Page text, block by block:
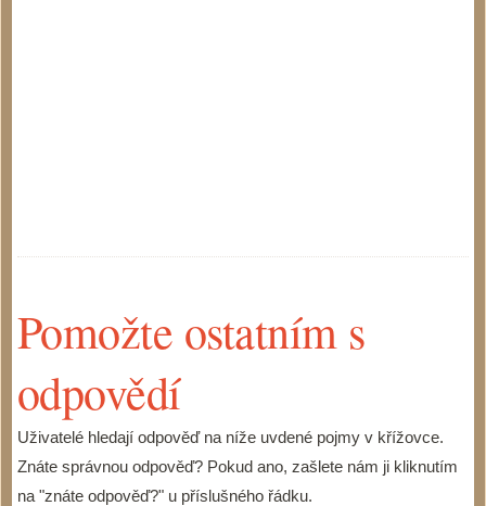
Pomožte ostatním s
odpovědí
Uživatelé hledají odpověď na níže uvdené pojmy v křížovce.
Znáte správnou odpověď? Pokud ano, zašlete nám ji kliknutím
na "znáte odpověď?" u příslušného řádku.